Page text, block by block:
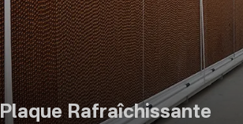
Plaque Rafraîchissante